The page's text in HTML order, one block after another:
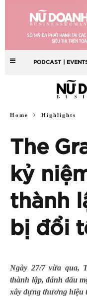
PODCAST |
Home Highlights
The
kỷ
thành
bị đổi
Ngày 27/7 vừa qua,
thành lập, đánh dấu
xây dựng thương hiệu